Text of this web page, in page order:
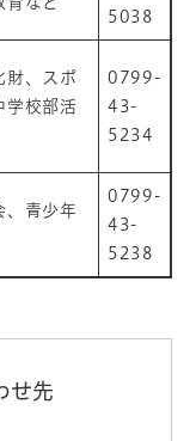
5038
財、スポ
学校部活
0799-
43-
5234
、青少年
0799-
43-
5238
せ先